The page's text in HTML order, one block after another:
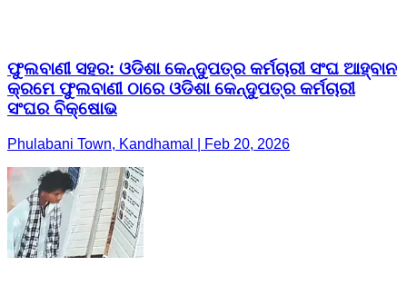
ଫୁଲବାଣୀ ସହର: ଓଡିଶା କେନ୍ଦୁପତ୍ର କର୍ମଚାରୀ ସଂଘ ଆହ୍ବାନ
କ୍ରମେ ଫୁଲବାଣୀ ଠାରେ ଓଡିଶା କେନ୍ଦୁପତ୍ର କର୍ମଚାରୀ
ସଂଘର ବିକ୍ଷୋଭ
Phulabani Town, Kandhamal | Feb 20, 2026